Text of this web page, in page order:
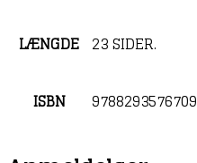
LÆNGDE 23 SIDER.
ISBN 9788293576709